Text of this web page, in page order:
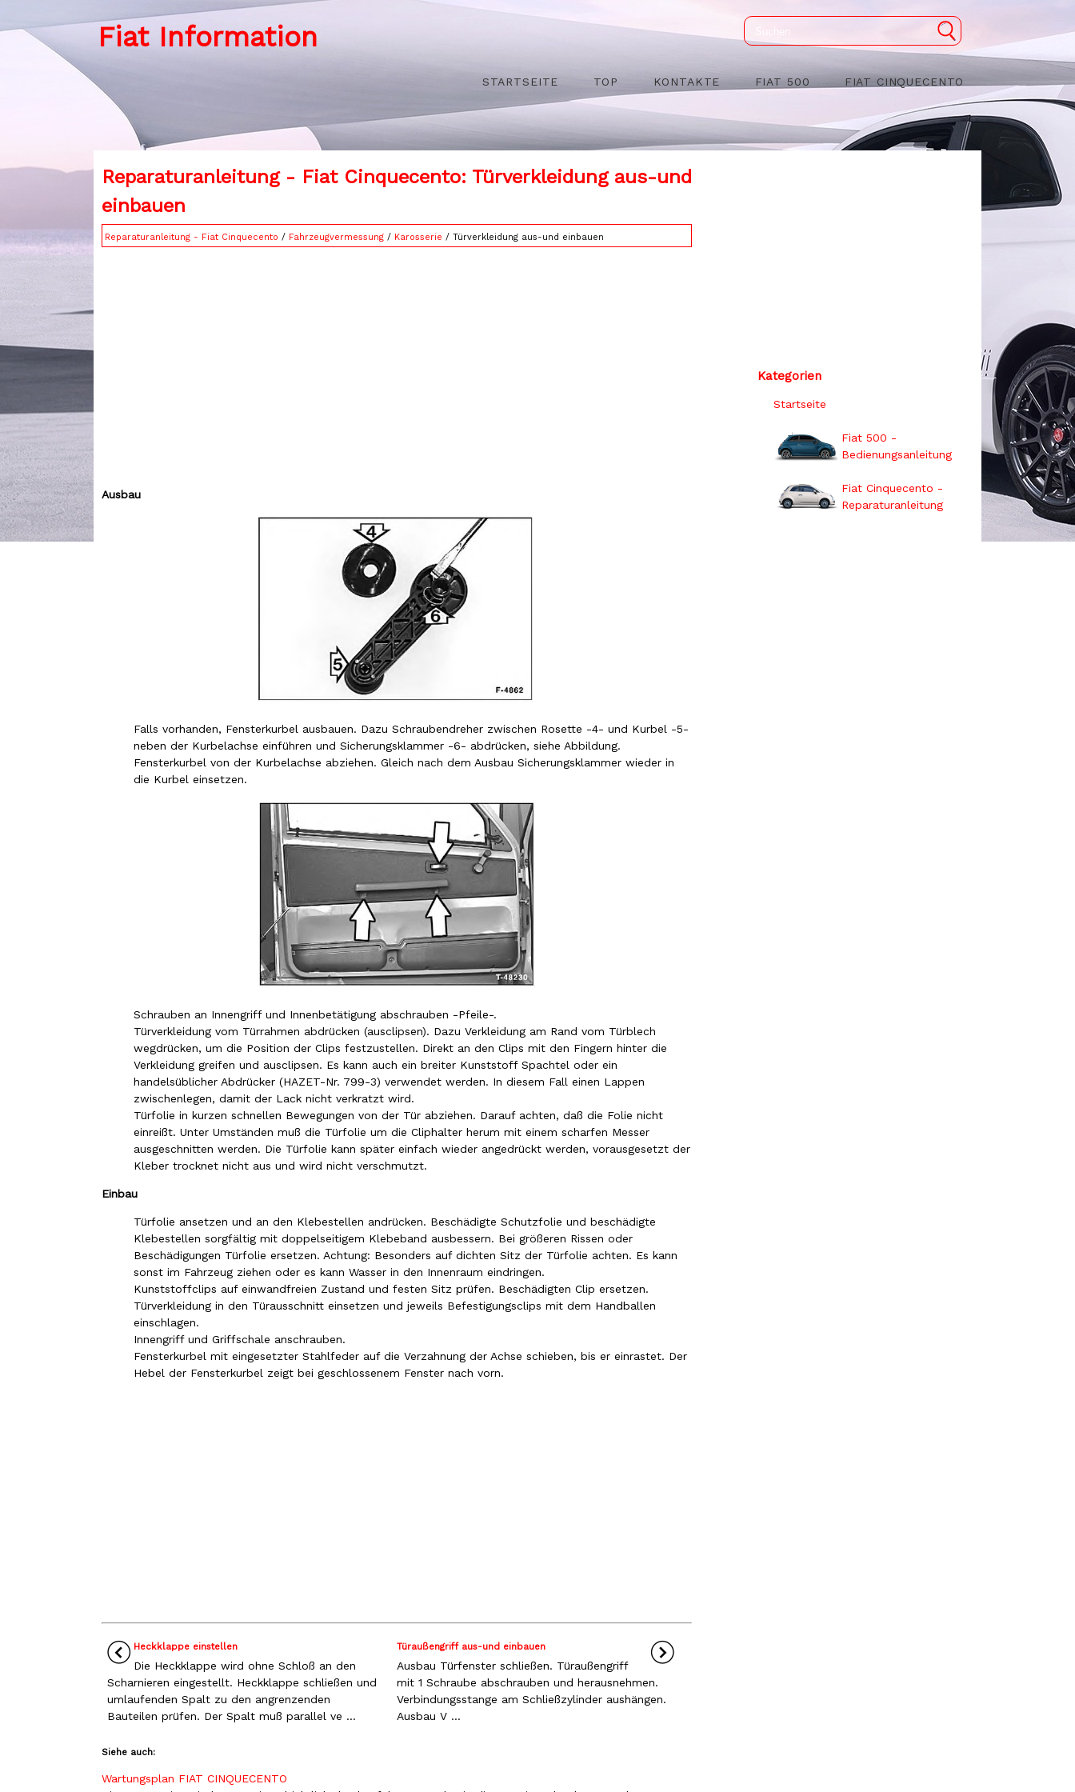
Fiat Information
STARTSEITE TOP KONTAKTE FIAT 500 FIAT CINQUECENTO
Reparaturanleitung - Fiat Cinquecento: Türverkleidung aus-und
einbauen
Reparaturanleitung - Fiat Cinquecento / Fahrzeugvermessung / Karosserie / Türverkleidung aus-und einbauen
Ausbau
Falls vorhanden, Fensterkurbel ausbauen. Dazu Schraubendreher zwischen Rosette -4- und Kurbel -5-
neben der Kurbelachse einführen und Sicherungsklammer -6- abdrücken, siehe Abbildung.
Fensterkurbel von der Kurbelachse abziehen. Gleich nach dem Ausbau Sicherungsklammer wieder in
die Kurbel einsetzen.
Schrauben an Innengriff und Innenbetätigung abschrauben -Pfeile-.
Türverkleidung vom Türrahmen abdrücken (ausclipsen). Dazu Verkleidung am Rand vom Türblech
wegdrücken, um die Position der Clips festzustellen. Direkt an den Clips mit den Fingern hinter die
Verkleidung greifen und ausclipsen. Es kann auch ein breiter Kunststoff Spachtel oder ein
handelsüblicher Abdrücker (HAZET-Nr. 799-3) verwendet werden. In diesem Fall einen Lappen
zwischenlegen, damit der Lack nicht verkratzt wird.
Türfolie in kurzen schnellen Bewegungen von der Tür abziehen. Darauf achten, daß die Folie nicht
einreißt. Unter Umständen muß die Türfolie um die Cliphalter herum mit einem scharfen Messer
ausgeschnitten werden. Die Türfolie kann später einfach wieder angedrückt werden, vorausgesetzt der
Kleber trocknet nicht aus und wird nicht verschmutzt.
Einbau
Türfolie ansetzen und an den Klebestellen andrücken. Beschädigte Schutzfolie und beschädigte
Klebestellen sorgfältig mit doppelseitigem Klebeband ausbessern. Bei größeren Rissen oder
Beschädigungen Türfolie ersetzen. Achtung: Besonders auf dichten Sitz der Türfolie achten. Es kann
sonst im Fahrzeug ziehen oder es kann Wasser in den Innenraum eindringen.
Kunststoffclips auf einwandfreien Zustand und festen Sitz prüfen. Beschädigten Clip ersetzen.
Türverkleidung in den Türausschnitt einsetzen und jeweils Befestigungsclips mit dem Handballen
einschlagen.
Innengriff und Griffschale anschrauben.
Fensterkurbel mit eingesetzter Stahlfeder auf die Verzahnung der Achse schieben, bis er einrastet. Der
Hebel der Fensterkurbel zeigt bei geschlossenem Fenster nach vorn.
Heckklappe einstellen
Die Heckklappe wird ohne Schloß an den
Scharnieren eingestellt. Heckklappe schließen und
umlaufenden Spalt zu den angrenzenden
Bauteilen prüfen. Der Spalt muß parallel ve ...
Türaußengriff aus-und einbauen
Ausbau Türfenster schließen. Türaußengriff
mit 1 Schraube abschrauben und herausnehmen.
Verbindungsstange am Schließzylinder aushängen.
Ausbau V ...
Siehe auch:
Wartungsplan FIAT CINQUECENTO
Kategorien
Startseite
Fiat 500 -
Bedienungsanleitung
Fiat Cinquecento -
Reparaturanleitung